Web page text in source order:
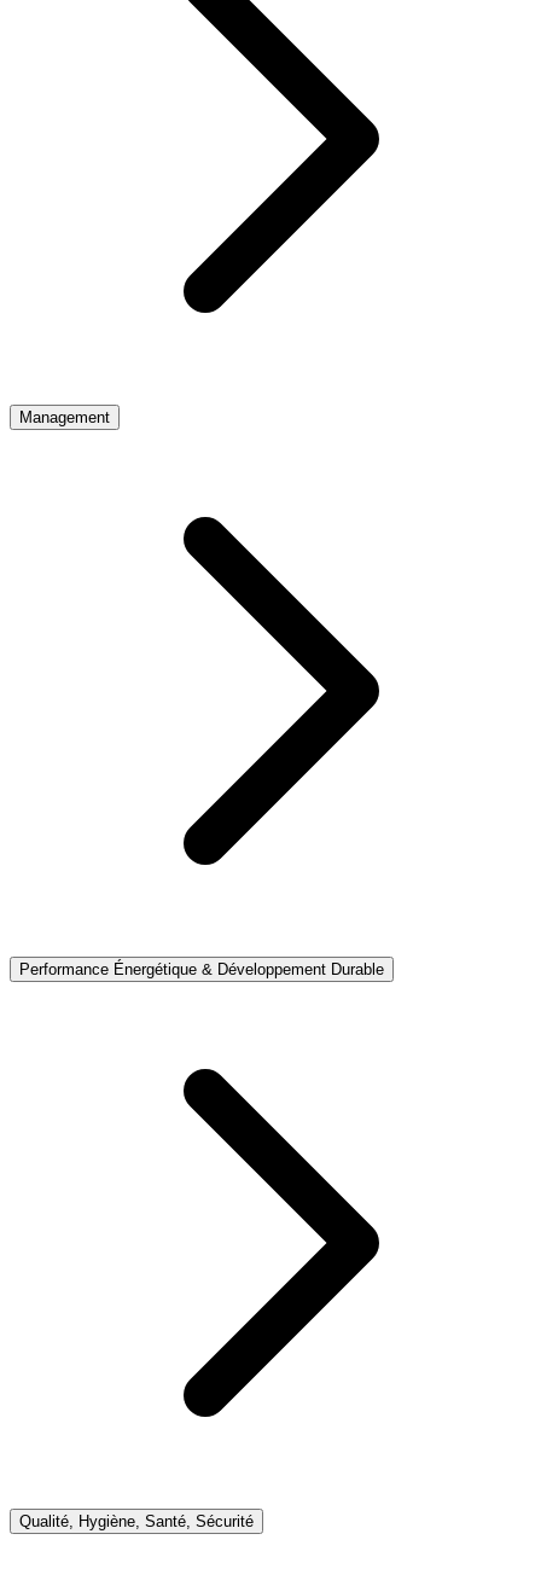
Management
Performance Énergétique & Développement Durable
Qualité, Hygiène, Santé, Sécurité